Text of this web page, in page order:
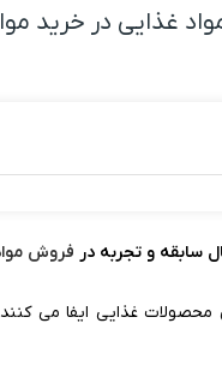
فروش
غذایی ایفا می کنند.